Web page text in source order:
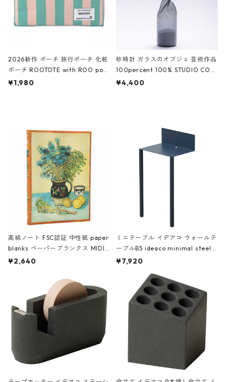
2026新作 ポーチ 旅行ポーチ 化粧
ポーチ ROOTOTE with ROO pou
ch 3532 ルートート WR.ポーチ.ラ
¥1,980
砂時計 ガラスのオブジェ 芸術作品
100percent 100% STUDIO COH
AKU Timeless 100パーセント ス
¥4,400
高級ノート FSC認証 中性紙 paper
blanks ペーパーブランクス MIDI
ハードカバー 罫線 ヴァン・ゴッホ
¥2,640
ミニテーブル イデアコ ウォールテ
ーブルB5 ideaco minimal steel f
urniture WALL Table B5 ネイビー
¥7,920